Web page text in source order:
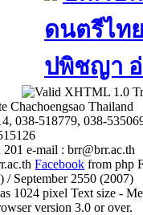
ดนตรีไท
ปพิชญา​ อ่
Chachoengsao Thailand
038-518779, 038-
e-mail : brr@brr.ac.th
Facebook from php
/ September 2550 (2007)
1024 pixel Text size -
version 3.0 or over.